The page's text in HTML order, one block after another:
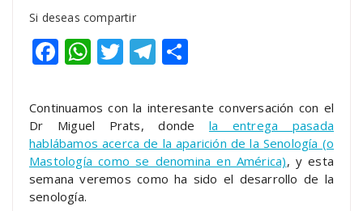
Si deseas compartir
Facebook
WhatsApp
TwitterTelegram
Continuamos con la interesante conversación con el
Dr Miguel Prats, donde la entrega pasada
hablábamos acerca de la aparición de la Senología (o
Mastología como se denomina en América), y esta
semana veremos como ha sido el desarrollo de la
senología.